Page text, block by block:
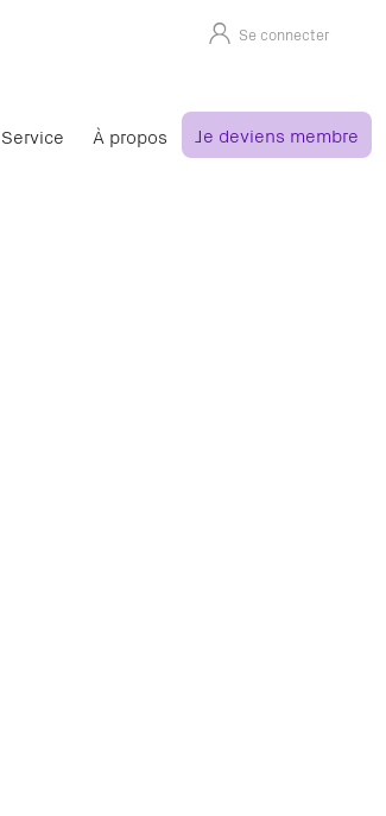
Se connecter
Service À propos Je deviens membre